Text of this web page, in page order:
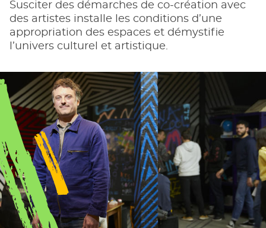
Susciter des démarches de co-création avec
des artistes installe les conditions d’une
appropriation des espaces et démystifie
l’univers culturel et artistique.